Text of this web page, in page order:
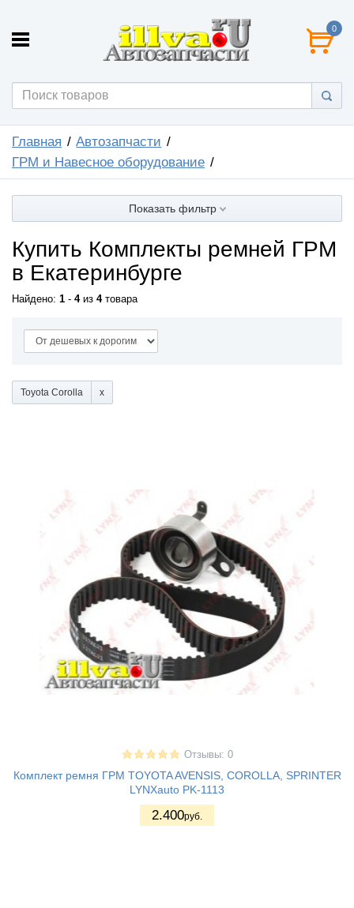
0
Главная
Автозапчасти
ГРМ и Навесное оборудование
Показать фильтр
Купить Комплекты ремней ГРМ
в Екатеринбурге
Найдено: 1 - 4из 4товара
Toyota Corolla
Отзывы: 0
Комплект ремня ГРМ TOYOTA AVENSIS, COROLLA, SPRINTER
LYNXauto PK-1113
2.400руб.